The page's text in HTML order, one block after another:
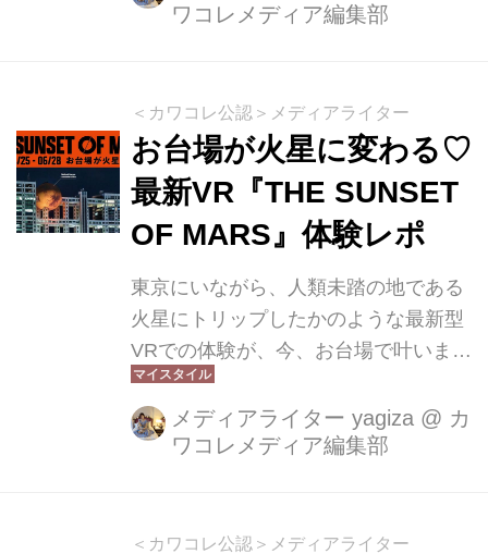
にて、世界中で愛されているペンギン
WITH ORBIS』がスタートします。期
間は6月20（土）から8月6日（木）ま
で。オルビスのアイコン的スキンケア
アイテムが限定デザインで登場するほ
か、ここでしか体験できない可愛いコ
を労りながら、ピングーたちの愛らし
い世界観に癒されてみませんか？
ワコレメディア編集部
＜カワコレ公認＞メディアライター
お台場が火星に変わる♡
最新VR『THE SUNSET
OF MARS』体験レポ
東京にいながら、人類未踏の地である
火星にトリップしたかのような最新型
VRでの体験が、今、お台場で叶いま
す。フジテレビの球体展望室「はちた
ま」で開催中の『THE SUNSET OF
MARS（ザ・サンセットオブマー
像を観るだけでなく「自らの足で火星
メディアライター yagiza @ カ
ワコレメディア編集部
＜カワコレ公認＞メディアライター